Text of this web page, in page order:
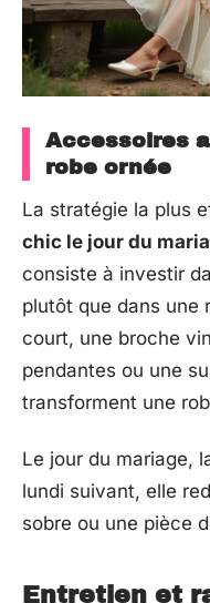
Accessoires
robe ornée
La stratégie la plus
chic le jour du
consiste à investir
plutôt que dans une
court, une broche
pendantes ou une
transforment une
Le jour du mariage,
lundi suivant, elle
sobre ou une pièce
Entretien et